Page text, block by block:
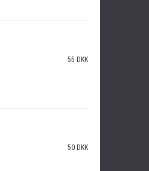
55 DKK
50 DKK